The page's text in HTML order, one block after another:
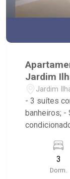
Jardim
Jardim
- 3 suítes
banheiros; -
condicionado; - Sala íntima; - Living; -
Lavabo; -
Varanda
com Portaria
3
Dorm.